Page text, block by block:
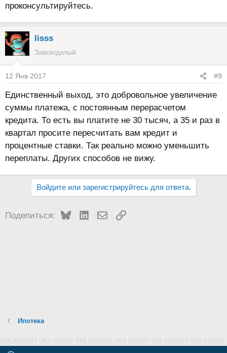
проконсультируйтесь.
lisss
Завсегдатый
12 Янв 2017 #9
Единственный выход, это добровольное увеличение
суммы платежа, с постоянным перерасчетом
кредита. То есть вы платите не 30 тысяч, а 35 и раз в
квартал просите пересчитать вам кредит и
процентные ставки. Так реально можно уменьшить
переплаты. Других способов не вижу.
Войдите или зарегистрируйтесь для ответа.
Поделиться: BlueskyLinkedInЭлектронная почта
Ссылка
Ипотека